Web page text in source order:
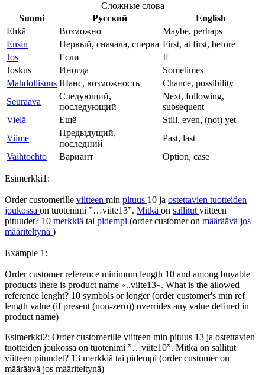
Сложные слова
Suomi
Русский
English
Ehkä
Возможно
Maybe, perhaps
Ensin
Первый, сначала, сперва First, at first, before
Jos
Если
If
Joskus
Иногда
Sometimes
Mahdollisuus Шанс, возможность
Chance, possibility
Seuraava
Следующий,
последующий
Next, following,
subsequent
Vielä
Ещё
Still, even, (not) yet
Viime
Предыдущий,
последний
Past, last
Vaihtoehto
Вариант Option, case
Esimerkki1:
Order customerille viitteen min pituus 10 ja ostettavien tuotteiden
joukossa on tuotenimi ”…viite13”. Mitkä on sallitutviitteen
pituudet? 10 merkkiä tai pidempi (order customer on määräävä jos
määriteltynä )
Example 1:
Order customer reference minimum length 10 and among buyable
products there is product name «..viite13». What is the allowed
reference lenght? 10 symbols or longer (order customer's min ref
length value (if present (non-zero)) overrides any value defined in
product name)
Esimerkki2: Order customerille viitteen min pituus 13 ja ostettavien
tuotteiden joukossa on tuotenimi ”…viite10”. Mitkä on sallitut
viitteen pituudet? 13 merkkiä tai pidempi (order customer on
määräävä jos määriteltynä)